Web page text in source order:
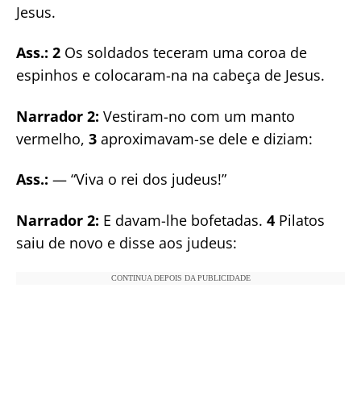
Jesus.
Ass.: 2 Os soldados teceram uma coroa de
espinhos e colocaram-na na cabeça de Jesus.
Narrador 2: Vestiram-no com um manto
vermelho, 3 aproximavam-se dele e diziam:
Ass.: — “Viva o rei dos judeus!”
Narrador 2: E davam-lhe bofetadas. 4 Pilatos
saiu de novo e disse aos judeus:
CONTINUA DEPOIS DA PUBLICIDADE